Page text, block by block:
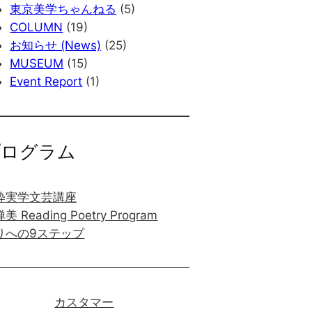
東京美学ちゃんねる (5)
COLUMN (19)
お知らせ (News) (25)
MUSEUM (15)
Event Report (1)
グラム
実学文芸講座
美 Reading Poetry Program
への9ステップ
カスタマー